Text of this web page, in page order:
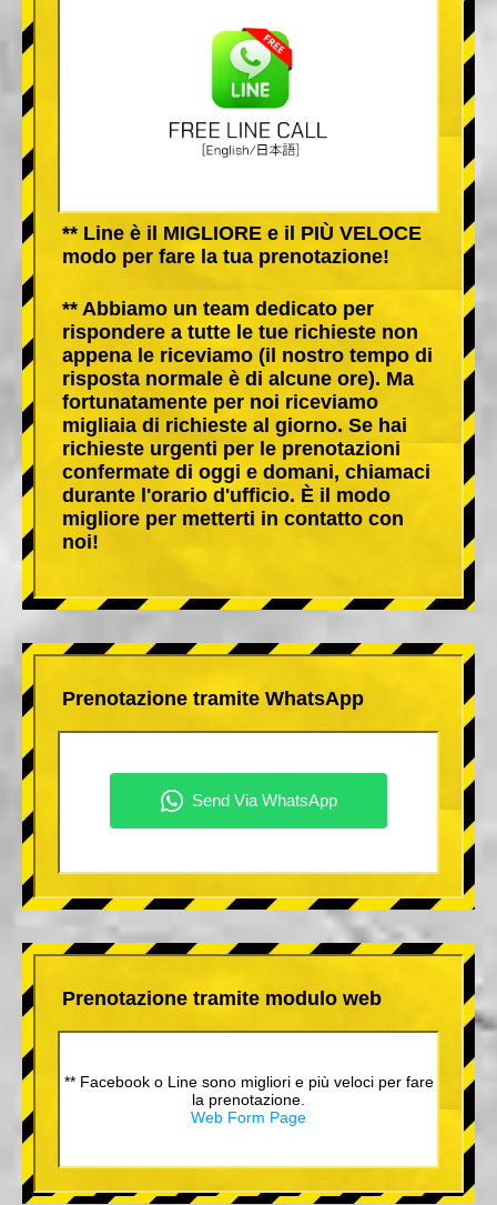
** Line è il MIGLIORE e il PIÙ VELOCE
modo per fare la tua prenotazione!
** Abbiamo un team dedicato per
rispondere a tutte le tue richieste non
appena le riceviamo (il nostro tempo di
risposta normale è di alcune ore). Ma
fortunatamente per noi riceviamo
migliaia di richieste al giorno. Se hai
richieste urgenti per le prenotazioni
confermate di oggi e domani, chiamaci
durante l'orario d'ufficio. È il modo
migliore per metterti in contatto con
noi!
Prenotazione tramite WhatsApp
Prenotazione tramite modulo web
** Facebook o Line sono migliori e più veloci per fare
la prenotazione.
Web Form Page